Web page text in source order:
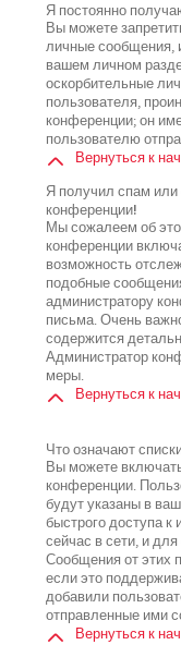
Я постоянно
Вы можете
личные сообщения,
вашем личном
оскорбительные
пользователя,
конференции; он
пользователю
Вернуться к
Я получил спам или
конференции!
Мы сожалеем об
конференции
возможность
подобные
администратору
письма. Очень
содержится
Администратор
меры.
Вернуться к
Что означают
Вы можете
конференции.
будут указаны в
быстрого доступа
сейчас в сети, и
Сообщения от этих
если это
добавили
отправленные ими
Вернуться к